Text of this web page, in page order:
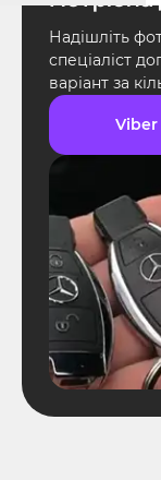
Надішліть
спеціаліст
варіант за
Viber